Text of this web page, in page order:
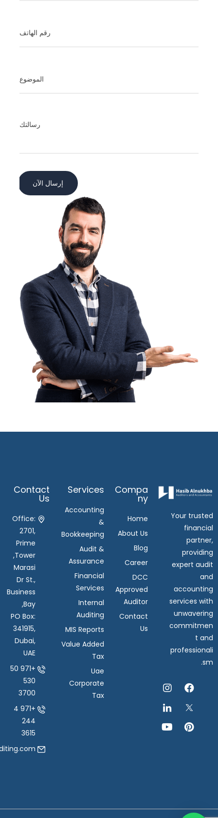
Your trusted
financial
partner,
providing
expert audit
and
accounting
services with
unwavering
commitmen
t and
professionali
sm.
Compa
Ny
Home
About Us
Blog
Career
DCC
Approved
Auditor
Contact
Us
Services
Accounting
&
Bookkeeping
Audit &
Assurance
Financial
Services
Internal
Auditing
MIS Reports
Value Added
Tax
Uae
Corporate
Tax
Contact
Us
Office:
2701,
Prime
Tower,
Marasi
Dr St.,
Business
Bay,
PO Box:
341915,
Dubai,
UAE
+971 50
530
3700
+971 4
244
3615